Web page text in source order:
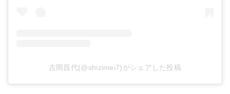
吉岡昌代(@shizimei7)がシェアした投稿